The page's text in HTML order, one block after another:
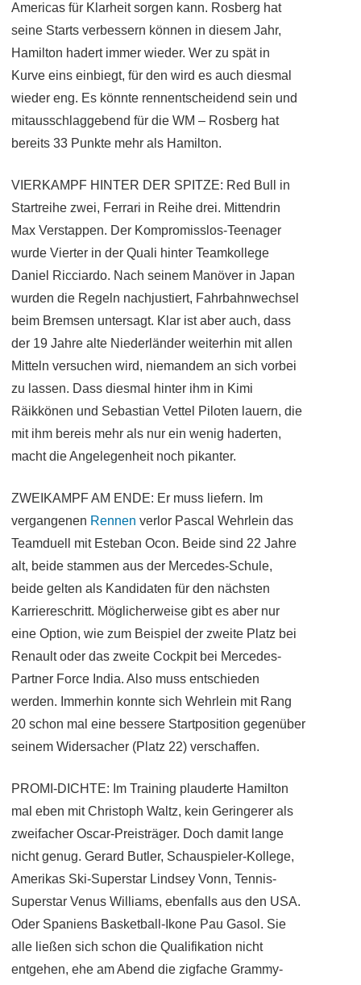
Americas für Klarheit sorgen kann. Rosberg hat
seine Starts verbessern können in diesem Jahr,
Hamilton hadert immer wieder. Wer zu spät in
Kurve eins einbiegt, für den wird es auch diesmal
wieder eng. Es könnte rennentscheidend sein und
mitausschlaggebend für die WM – Rosberg hat
bereits 33 Punkte mehr als Hamilton.
VIERKAMPF HINTER DER SPITZE: Red Bull in
Startreihe zwei, Ferrari in Reihe drei. Mittendrin
Max Verstappen. Der Kompromisslos-Teenager
wurde Vierter in der Quali hinter Teamkollege
Daniel Ricciardo. Nach seinem Manöver in Japan
wurden die Regeln nachjustiert, Fahrbahnwechsel
beim Bremsen untersagt. Klar ist aber auch, dass
der 19 Jahre alte Niederländer weiterhin mit allen
Mitteln versuchen wird, niemandem an sich vorbei
zu lassen. Dass diesmal hinter ihm in Kimi
Räikkönen und Sebastian Vettel Piloten lauern, die
mit ihm bereis mehr als nur ein wenig haderten,
macht die Angelegenheit noch pikanter.
ZWEIKAMPF AM ENDE: Er muss liefern. Im
vergangenen Rennen verlor Pascal Wehrlein das
Teamduell mit Esteban Ocon. Beide sind 22 Jahre
alt, beide stammen aus der Mercedes-Schule,
beide gelten als Kandidaten für den nächsten
Karriereschritt. Möglicherweise gibt es aber nur
eine Option, wie zum Beispiel der zweite Platz bei
Renault oder das zweite Cockpit bei Mercedes-
Partner Force India. Also muss entschieden
werden. Immerhin konnte sich Wehrlein mit Rang
20 schon mal eine bessere Startposition gegenüber
seinem Widersacher (Platz 22) verschaffen.
PROMI-DICHTE: Im Training plauderte Hamilton
mal eben mit Christoph Waltz, kein Geringerer als
zweifacher Oscar-Preisträger. Doch damit lange
nicht genug. Gerard Butler, Schauspieler-Kollege,
Amerikas Ski-Superstar Lindsey Vonn, Tennis-
Superstar Venus Williams, ebenfalls aus den USA.
Oder Spaniens Basketball-Ikone Pau Gasol. Sie
alle ließen sich schon die Qualifikation nicht
entgehen, ehe am Abend die zigfache Grammy-